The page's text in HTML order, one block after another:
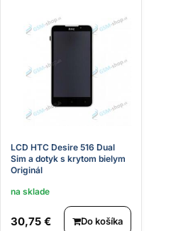
LCD HTC Desire 516 Dual
Sim a dotyk s krytom bielym
Originál
na sklade
30,75 € Do košíka